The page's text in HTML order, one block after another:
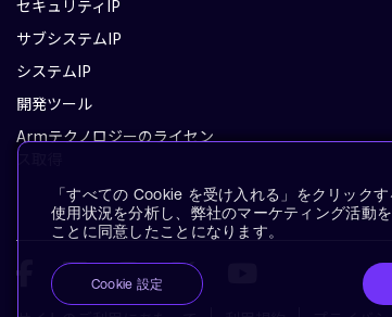
セキュリティIP
サブシステムIP
システムIP
開発ツール
Armテクノロジーのライセン
「すべての Cookie を受け入れる」をクリック
使用状況を分析し、弊社のマーケティング活動
ことに同意したことになります。
Cookie 設定